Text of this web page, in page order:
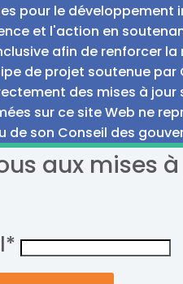
pour le développement
et l'action en
afin de renforcer la
de projet soutenue par
des mises à jour
sur ce site Web ne
de son Conseil des
aux mises
*